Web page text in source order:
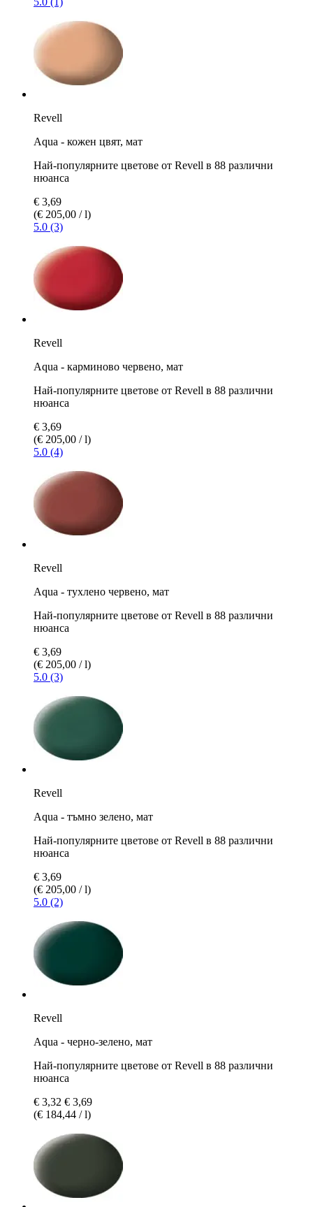
Revell
Aqua - кожен цвят, мат
Най-популярните цветове от Revell в 88 различни
нюанса
€ 3,69
(€ 205,00 / l)
5.0 (3)
Revell
Aqua - карминово червено, мат
Най-популярните цветове от Revell в 88 различни
нюанса
€ 3,69
(€ 205,00 / l)
5.0 (4)
Revell
Aqua - тухлено червено, мат
Най-популярните цветове от Revell в 88 различни
нюанса
€ 3,69
(€ 205,00 / l)
5.0 (3)
Revell
Aqua - тъмно зелено, мат
Най-популярните цветове от Revell в 88 различни
нюанса
€ 3,69
(€ 205,00 / l)
5.0 (2)
Revell
Aqua - черно-зелено, мат
Най-популярните цветове от Revell в 88 различни
нюанса
€ 3,32 € 3,69
(€ 184,44 / l)